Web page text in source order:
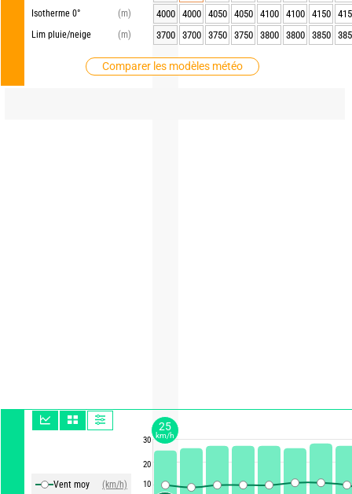
Isotherme 0°
(m)
Lim pluie/neige
(m)
Comparer les modèles météo
Vent moy
(km/h)
30
20
10
4000
4000 4050 4050 4100 4100 4150
3700
3700 3750 3750 3800 3800 3850
25
km/h